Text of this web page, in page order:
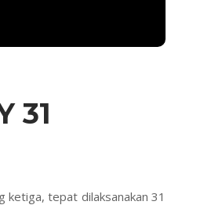
31
ketiga, tepat dilaksanakan 31